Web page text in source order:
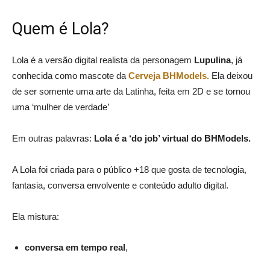
Quem é Lola?
Lola é a versão digital realista da personagem Lupulina, já
conhecida como mascote da Cerveja BHModels. Ela deixou
de ser somente uma arte da Latinha, feita em 2D e se tornou
uma ‘mulher de verdade’
Em outras palavras: Lola é a ‘do job’ virtual do BHModels.
A Lola foi criada para o público +18 que gosta de tecnologia,
fantasia, conversa envolvente e conteúdo adulto digital.
Ela mistura:
conversa em tempo real,